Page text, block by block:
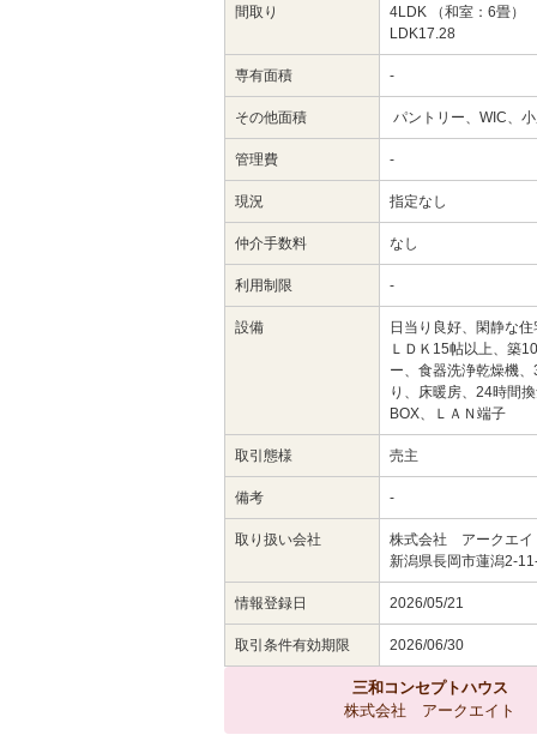
間取り
4LDK （和室：6畳）
LDK17.28
専有面積 -
その他面積 パントリー、WIC、
管理費 -
現況 指定なし
仲介手数料 なし
利用制限 -
設備
日当り良好、閑静な
ＬＤＫ15帖以上、築
ー、食器洗浄乾燥機
り、床暖房、24時間
BOX、ＬＡＮ端子
取引態様 売主
備考 -
取り扱い会社
株式会社 アークエイ
新潟県長岡市蓮潟2-
情報登録日 2026/05/21
取引条件有効期限 2026/06/30
三和コンセプトハウス
株式会社 アークエイト